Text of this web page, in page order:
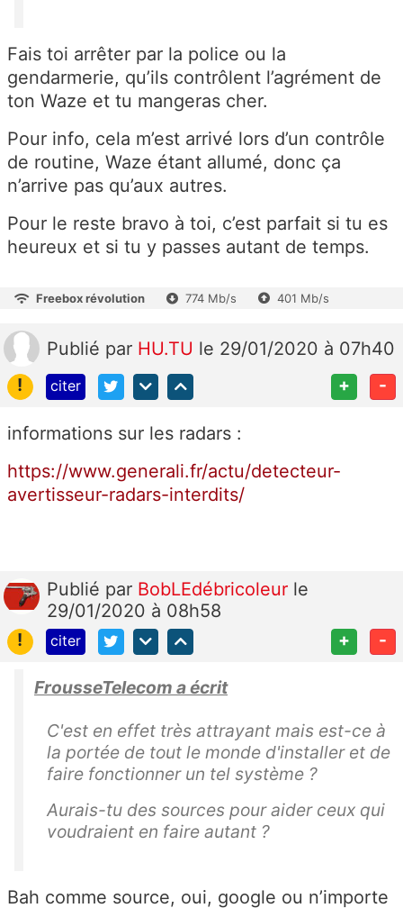
Fais toi arrêter par la police ou la
gendarmerie, qu’ils contrôlent l’agrément de
ton Waze et tu mangeras cher.
Pour info, cela m’est arrivé lors d’un contrôle
de routine, Waze étant allumé, donc ça
n’arrive pas qu’aux autres.
Pour le reste bravo à toi, c’est parfait si tu es
heureux et si tu y passes autant de temps.
Freebox révolution 774 Mb/s 401 Mb/s
Publié par HU.TU le 29/01/2020 à 07h40
!
citer + -
informations sur les radars :
https://www.generali.fr/actu/detecteur-
avertisseur-radars-interdits/
Publié par BobLEdébricoleur le
29/01/2020 à 08h58
!
citer + -
FrousseTelecom a écrit
C'est en effet très attrayant mais est-ce à
la portée de tout le monde d'installer et de
faire fonctionner un tel système ?
Aurais-tu des sources pour aider ceux qui
voudraient en faire autant ?
Bah comme source, oui, google ou n’importe